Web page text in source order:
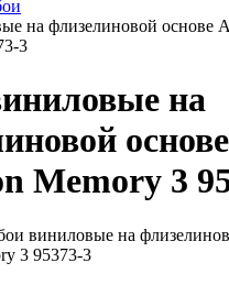
на флизелиновой основе
3
на
Memory 3